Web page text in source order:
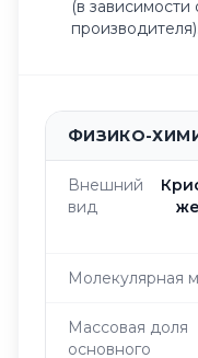
(в
производителя).
ФИЗИКО-
Внешний
вид
Молекулярная
Массовая доля
основного